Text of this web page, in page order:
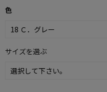
色
サイズを選ぶ